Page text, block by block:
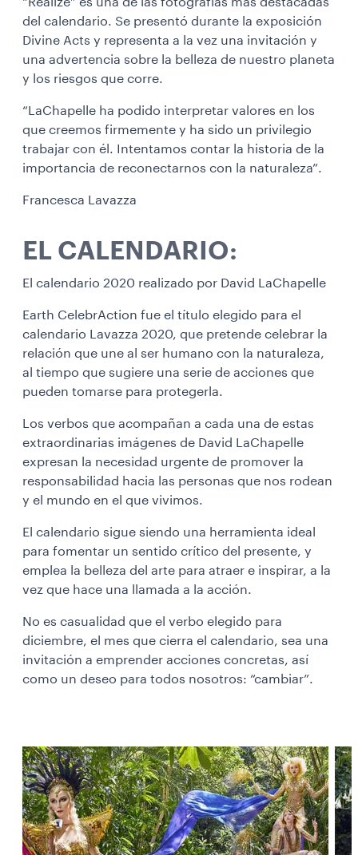
del calendario. Se presentó durante la exposición
Divine Acts y representa a la vez una invitación y
una advertencia sobre la belleza de nuestro planeta
y los riesgos que corre.
“LaChapelle ha podido interpretar valores en los
que creemos firmemente y ha sido un privilegio
trabajar con él. Intentamos contar la historia de la
importancia de reconectarnos con la naturaleza”.
Francesca Lavazza
EL CALENDARIO:
El calendario 2020 realizado por David LaChapelle
Earth CelebrAction fue el título elegido para el
calendario Lavazza 2020, que pretende celebrar la
relación que une al ser humano con la naturaleza,
al tiempo que sugiere una serie de acciones que
pueden tomarse para protegerla.
Los verbos que acompañan a cada una de estas
extraordinarias imágenes de David LaChapelle
expresan la necesidad urgente de promover la
responsabilidad hacia las personas que nos rodean
y el mundo en el que vivimos.
El calendario sigue siendo una herramienta ideal
para fomentar un sentido crítico del presente, y
emplea la belleza del arte para atraer e inspirar, a la
vez que hace una llamada a la acción.
No es casualidad que el verbo elegido para
diciembre, el mes que cierra el calendario, sea una
invitación a emprender acciones concretas, así
como un deseo para todos nosotros: “cambiar”.